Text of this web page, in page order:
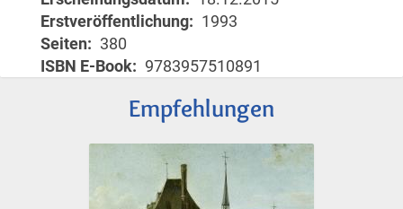
Erstveröffentlichung
1993
Seiten
380
ISBN E-Book
9783957510891
Empfehlungen